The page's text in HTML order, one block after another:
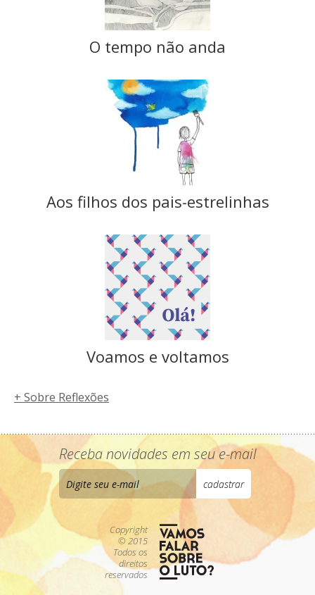
O tempo não anda
Aos filhos dos pais-estrelinhas
Voamos e voltamos
+ Sobre Reflexões
Copyright
© 2015
Todos os
direitos
reservados
Receba novidades em seu e-mail